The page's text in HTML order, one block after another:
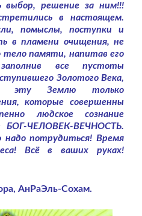
выбор, решение за ним!!!
в настоящем.
помыслы, поступки и
в пламени очищения, не
тело памяти, напитав его
все пустоты
Золотого Века,
эту Землю только
которые совершенны
людское сознание
БОГ-ЧЕЛОВЕК-ВЕЧНОСТЬ.
потрудиться! Время
Всё в ваших руках!
АнРаЭль-Сохам.